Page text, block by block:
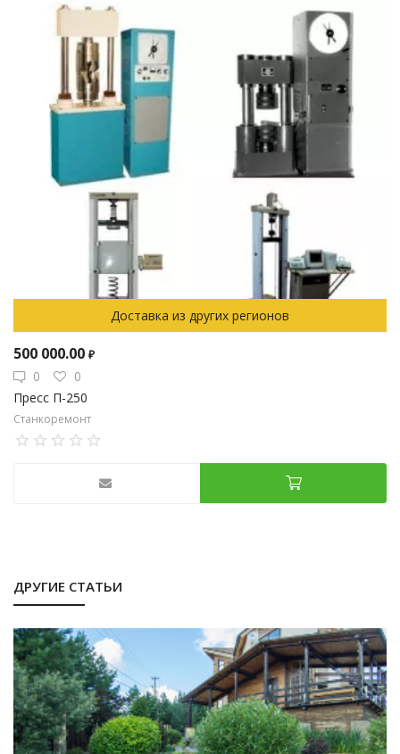
Доставка из других регионов
500 000.00 ₽
0
0
Пресс П-250
Станкоремонт
ДРУГИЕ СТАТЬИ